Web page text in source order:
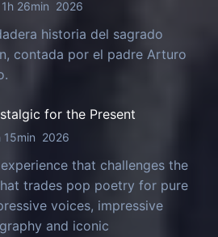
1h 26min 2026
historia del sagrado
contada por el padre Arturo
for the Present
15min 2026
that challenges the
trades pop poetry for pure
voices, impressive
and iconic